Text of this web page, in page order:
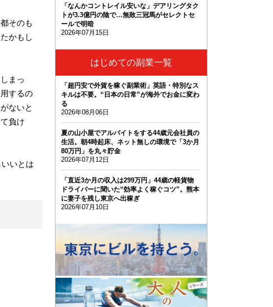
そのも
かもし
まっ
するの
ないと
負け
いとは
「なんかコントレイル安いな」デアリングタク
トが3.3億円の陰で…無敗三冠馬がセレクトセ
ールで明暗
2026年07月15日
はじめての副業一覧
「超円安で外貨を稼ぐ副業術」英語・特別なス
キルは不要。“日本の日常”が海外でお金に変わ
る
2026年08月06日
夏の山小屋でアルバイトをする44歳元会社員の
生活。朝4時起床、ネット無しの環境で「3か月
80万円」を丸々貯金
2026年07月12日
「直近3か月の収入は299万円」44歳の軽貨物
ドライバーに聞いた“効率よく稼ぐコツ”。熊本
に妻子を残し東京へ出稼ぎ
2026年07月10日